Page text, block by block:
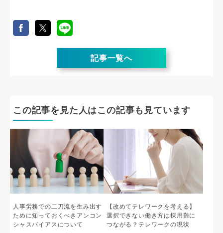
記事一覧へ
この記事を見た人はこの記事も見ています
人事労務での二刀流を生み出す
ために知っておくべきアンコン
シャスバイアスについて
【改めてテレワークを考える】
選択できない働き方は採用難に
つながる？テレワークの現状